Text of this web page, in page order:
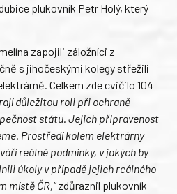
plukovník Petr Holý, který
zapojili záložníci z
s jihočeskými kolegy střežili
Celkem zde cvičilo 104
důležitou roli při ochraně
státu. Jejich připravenost
Prostředí kolem elektrárny
reálné podmínky, v jakých by
úkoly v případě jejich reálného
místě ČR,“zdůraznil plukovník